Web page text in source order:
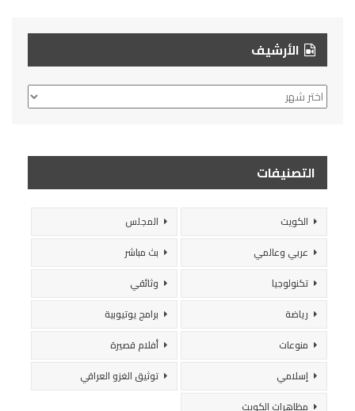
الأرشيف
الأرشيف
التصنيفات
الكويت
المجلس
عربي وعالمي
بث مباشر
تكنولوجيا
وثائقي
رياضة
برامج يوتيوبية
منوعات
أفلام قصيرة
إسلامي
توثيق الغزو العراقي
مظاهرات الكويت